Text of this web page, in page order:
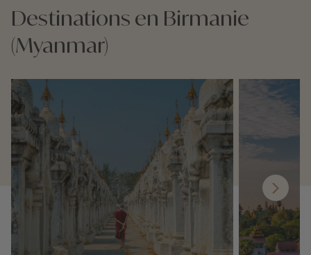
Destinations en Birmanie
(Myanmar)